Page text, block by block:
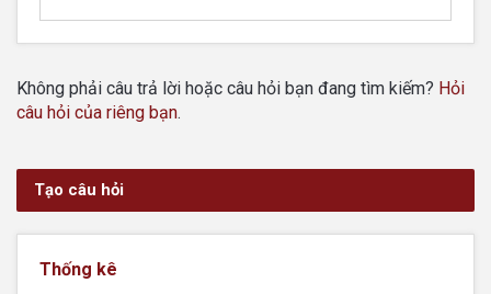
Không phải câu trả lời hoặc câu hỏi bạn đang tìm kiếm? Hỏi
câu hỏi của riêng bạn.
Tạo câu hỏi
Thống kê